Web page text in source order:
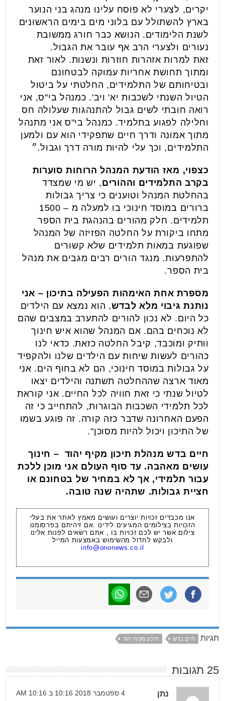
יקרים, לצערי לא פוסח עלינו מנהג בני הנוער
בארץ להשתולל עם בלוני מים בימים הראשונים
לשנת הלימודים. הנושא כבר חורג ממשובת
נעורים ולצערי הרב אף עובר את הגבול.
זאת למרות אזהרות חוזרות ונשנות. לאור זאת
ומתוך תחושת אחריות עמוקה לבטחונם
ובטיחותם של התלמידים, החלטתי על ביטול
הטיול השנתי לשכבות יא' ויב'. כמנהל בי"ס, אני
רואה חובתי לשים גבול להתנהגות שעלולה חס
וחלילה לפגוע בתלמיד. כמנהל בי"ס אני מתנהל
מתוך אמונה ודרך חיים שתפקידי הוא עם ולמען
התלמידים, וכך עלי להיות מורה דרך וגבול.״
כצפוי, מאז הודעת המנהל הרוחות סוערות
בקרב התלמידים וההורים, יש מי שמצדד
בהחלטת המנהל וטוענים כי צריך גבולות
ברורים במוסד חינוכי בו למעלה מ – 1500
תלמידים. חלק מהורים בהנהגת בית הספר
מתחו ביקורת על החלטה הפזיזה של המנהל
שפוגעת במאות תלמידים שלא קשורים
להתפרעות. מנגד הורים רבים מגבים את מנהל
בית הספר.
מספרת אחת האימהות הפעילה בתיכון – אני
נותנת גיבוי מלא לבדש, הוא נמצא עם הילדים
כל היום. לא נכון להורים להתערב במצבים שהם
לא נוכחים בהם. אם המנהל שהוא איש חינוך
וותיק ומוכבד, קיבל החלטה כזאת. כדאי לנו
כהורים לעשות שיחות עם הילדים שלנו ולהקפיד
על גבולות במוסד חינוכי, הם לא בחוף הים. אני
מאוד ארצה שההחלטה תשתנה והילדים יצאו
לטיול שנתי כי זאת חוויה לכל החיים. אני קוראת
לכל תלמידי השכבות הבוגרות, להתחייב כי זה
הפעם האחרונה שדבר כזה קורה. זה פוגע בשמו
של התיכון ויכול להיות מסוכן".
חיים בדש מנהלת תיכון מקיף יהוד – חינוך
עושים מאהבה. עד סוף העולם אני מוכן ללכת
עבור תלמידי, אך לא במחיר של בטחונם או
חציית גבולות. שתהיה שנה טובה.
אנו מכבדים זכויות יוצרים ועושים מאמץ לאתר את בעלי
הזכויות בצילומים המגיעים לידינו .אם זיהיתם בפרסומנו
צילום אשר יש לכם זכויות בו , אתם רשאים לפנות אלינו
ולבקש לחדול מהשימוש באמצעות המייל
info@ononews.co.il
תגיות חיים בדש תיכון מקיף יהוד
25 תגובות
נתן 4 ספטמבר 2018 10:16 ב 10:16 AM